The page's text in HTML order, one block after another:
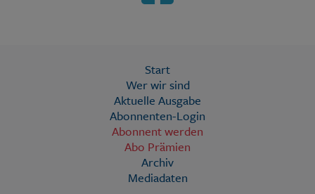
Start
Wer wir sind
Aktuelle Ausgabe
Abonnenten-Login
Abonnent werden
Abo Prämien
Archiv
Mediadaten